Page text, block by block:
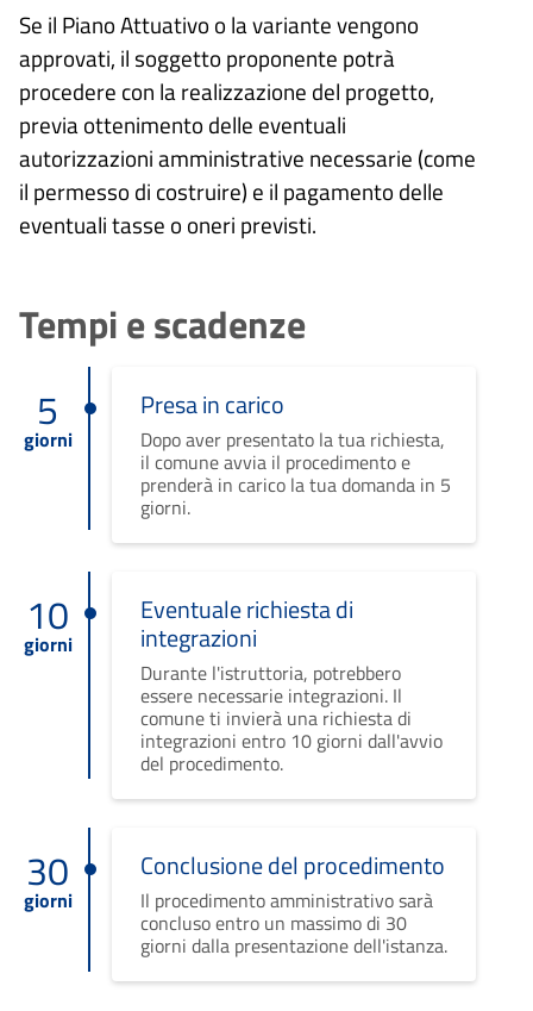
Se il Piano Attuativo o la variante vengono
approvati, il soggetto proponente potrà
procedere con la realizzazione del progetto,
previa ottenimento delle eventuali
autorizzazioni amministrative necessarie (come
il permesso di costruire) e il pagamento delle
eventuali tasse o oneri previsti.
Tempi e scadenze
5
giorni
Presa in carico
Dopo aver presentato la tua richiesta,
il comune avvia il procedimento e
prenderà in carico la tua domanda in 5
giorni.
10
giorni
Eventuale richiesta di
integrazioni
Durante l'istruttoria, potrebbero
essere necessarie integrazioni. Il
comune ti invierà una richiesta di
integrazioni entro 10 giorni dall'avvio
del procedimento.
30
giorni
Conclusione del procedimento
Il procedimento amministrativo sarà
concluso entro un massimo di 30
giorni dalla presentazione dell'istanza.